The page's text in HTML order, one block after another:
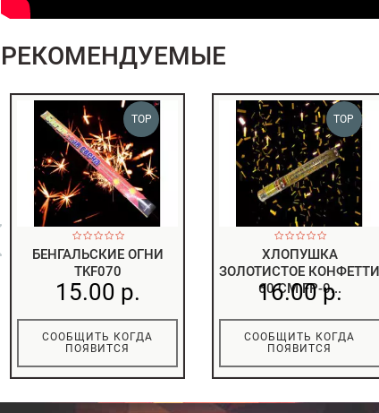
РЕКОМЕНДУЕМЫЕ
TOP
БЕНГАЛЬСКИЕ ОГНИ
TKF070
15.00 р.
СООБЩИТЬ КОГДА
ПОЯВИТСЯ
TOP
ХЛОПУШКА
ЗОЛОТИСТОЕ КОНФЕТТИ
60 СМ FP-0...
16.00 р.
СООБЩИТЬ КОГДА
ПОЯВИТСЯ